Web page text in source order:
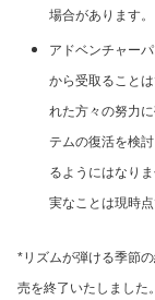
場合があります。
アドベンチャー
から受取ること
れた方々の努力
テムの復活を検
るようにはなり
実なことは現時
*リズムが弾ける季節
売を終了いたしました